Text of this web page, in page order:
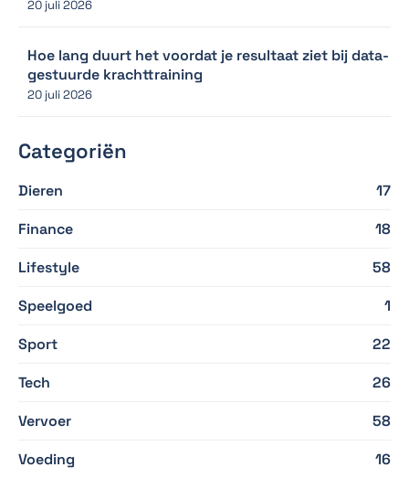
20 juli 2026
Hoe lang duurt het voordat je resultaat ziet bij data-
gestuurde krachttraining
20 juli 2026
Categoriën
Dieren
17
Finance
18
Lifestyle
58
Speelgoed
1
Sport
22
Tech
26
Vervoer
58
Voeding
16